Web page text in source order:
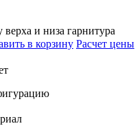
верха и низа гарнитура
в корзину Расчет цены